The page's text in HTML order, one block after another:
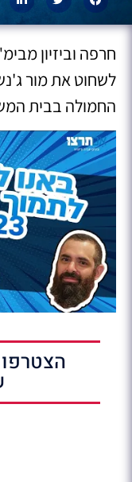
חרפה וביזיון
לשחוט את מור
החמולה בבית